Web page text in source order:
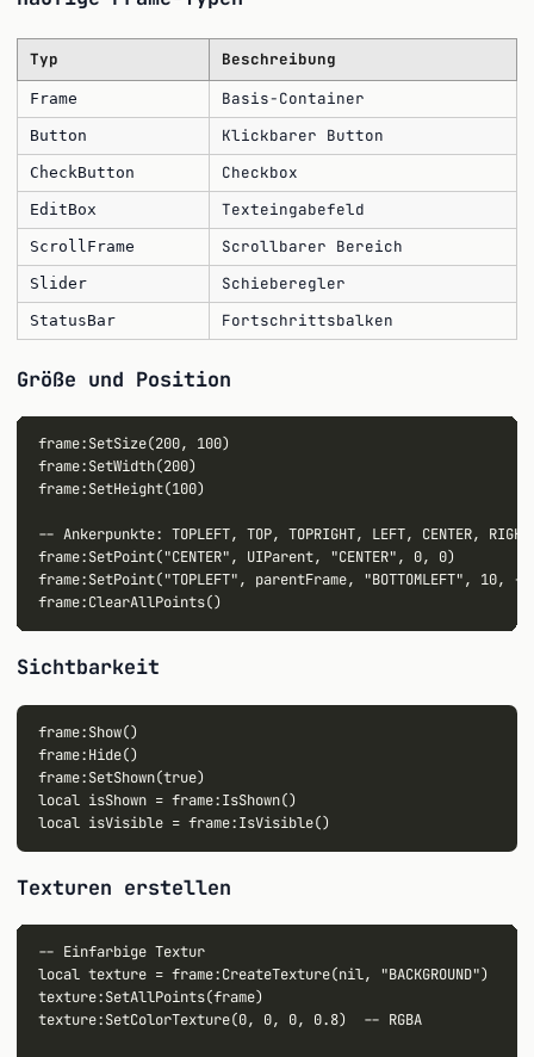
Typ Beschreibung
Frame Basis-Container
Button Klickbarer Button
CheckButton Checkbox
EditBox Texteingabefeld
ScrollFrame Scrollbarer Bereich
Slider Schieberegler
StatusBar Fortschrittsbalken
Größe und Position
frame:SetSize(200, 100)
frame:SetWidth(200)
frame:SetHeight(100)
-- Ankerpunkte: TOPLEFT, TOP, TOPRIGHT, LEFT, CENTER, RIGHT,
frame:SetPoint("CENTER", UIParent, "CENTER", 0, 0)
frame:SetPoint("TOPLEFT", parentFrame, "BOTTOMLEFT", 10, -
Sichtbarkeit
frame:Show()
frame:Hide()
frame:SetShown(true)
local isShown = frame:IsShown()
Texturen erstellen
-- Einfarbige Textur
local texture = frame:CreateTexture(nil, "BACKGROUND")
texture:SetAllPoints(frame)
texture:SetColorTexture(0, 0, 0, 0.8)  -- RGBA